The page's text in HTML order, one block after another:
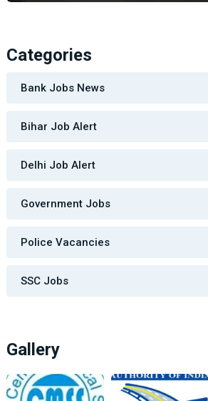
Categories
Bank Jobs News
Bihar Job Alert
Delhi Job Alert
Government Jobs
Police Vacancies
SSC Jobs
Gallery